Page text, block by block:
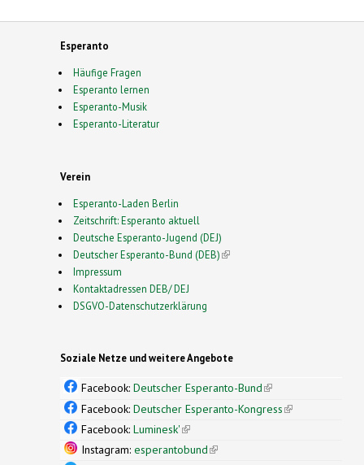
Esperanto
Häufige Fragen
Esperanto lernen
Esperanto-Musik
Esperanto-Literatur
Verein
Esperanto-Laden Berlin
Zeitschrift: Esperanto aktuell
Deutsche Esperanto-Jugend (DEJ)
Deutscher Esperanto-Bund (DEB)(link is external)
Impressum
Kontaktadressen DEB/ DEJ
DSGVO-Datenschutzerklärung
Soziale Netze und weitere Angebote
Facebook: Deutscher Esperanto-Bund(link is
external)
Facebook: Deutscher Esperanto-Kongress(link is
Facebook: Luminesk'(link is external)
Instagram: esperantobund(link is external)